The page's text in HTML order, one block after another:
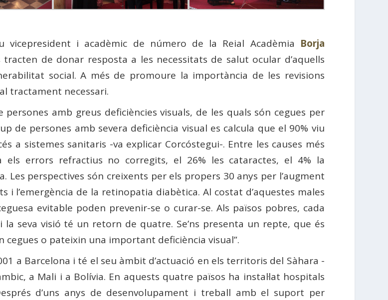
i acadèmic de número de la Reial Acadèmia Borja
de donar resposta a les necessitats de salut ocular d’aquells
social. A més de promoure la importància de les revisions
tractament necessari.
amb greus deficiències visuals, de les quals són cegues per
de persones amb severa deficiència visual es calcula que el 90% viu
a sistemes sanitaris -va explicar Corcóstegui-. Entre les causes més
els errors refractius no corregits, el 26% les cataractes, el 4% la
Les perspectives són creixents per els propers 30 anys per l’augment
l’emergència de la retinopatia diabètica. Al costat d’aquestes males
evitable poden prevenir-se o curar-se. Als països pobres, cada
seva visió té un retorn de quatre. Se’ns presenta un repte, que és
o pateixin una important deficiència visual”.
a Barcelona i té el seu àmbit d’actuació en els territoris del Sàhara -
a Mali i a Bolívia. En aquests quatre països ha instal·lat hospitals
d’uns anys de desenvolupament i treball amb el suport per